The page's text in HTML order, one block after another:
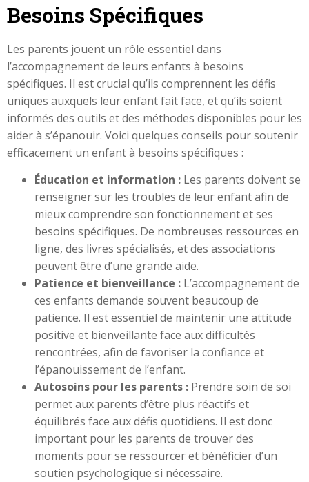
Besoins Spécifiques
Les parents jouent un rôle essentiel dans
l’accompagnement de leurs enfants à besoins
spécifiques. Il est crucial qu’ils comprennent les défis
uniques auxquels leur enfant fait face, et qu’ils soient
informés des outils et des méthodes disponibles pour les
aider à s’épanouir. Voici quelques conseils pour soutenir
efficacement un enfant à besoins spécifiques :
Éducation et information : Les parents doivent se
renseigner sur les troubles de leur enfant afin de
mieux comprendre son fonctionnement et ses
besoins spécifiques. De nombreuses ressources en
ligne, des livres spécialisés, et des associations
peuvent être d’une grande aide.
Patience et bienveillance : L’accompagnement de
ces enfants demande souvent beaucoup de
patience. Il est essentiel de maintenir une attitude
positive et bienveillante face aux difficultés
rencontrées, afin de favoriser la confiance et
l’épanouissement de l’enfant.
Autosoins pour les parents : Prendre soin de soi
permet aux parents d’être plus réactifs et
équilibrés face aux défis quotidiens. Il est donc
important pour les parents de trouver des
moments pour se ressourcer et bénéficier d’un
soutien psychologique si nécessaire.